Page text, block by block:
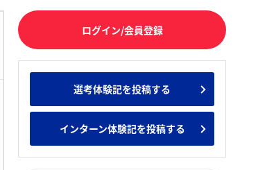
人気企業ランキング みんなのインターン人気企業ランキ
場社員インタビュー
直近のイベント一覧
ログイン/会員登録
選考体験記を投稿する
インターン体験記を投稿する